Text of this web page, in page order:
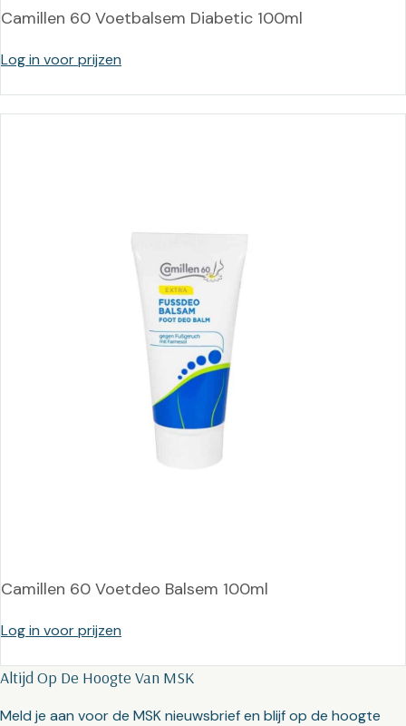
Camillen 60 Voetbalsem Diabetic 100ml
Log in voor prijzen
Camillen 60 Voetdeo Balsem 100ml
Log in voor prijzen
Altijd Op De Hoogte Van MSK
Meld je aan voor de MSK nieuwsbrief en blijf op de hoogte